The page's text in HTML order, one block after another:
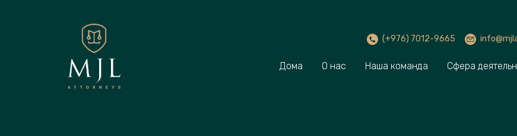
(+976) 7012-9665
Дома О нас Наша команда Сфера